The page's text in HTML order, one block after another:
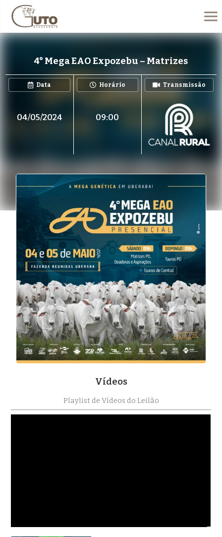
4° Mega EAO Expozebu – Matrizes
Data
04/05/2024
Horário
09:00
Transmissão
Vídeos
Playlist de Vídeos do Leilão